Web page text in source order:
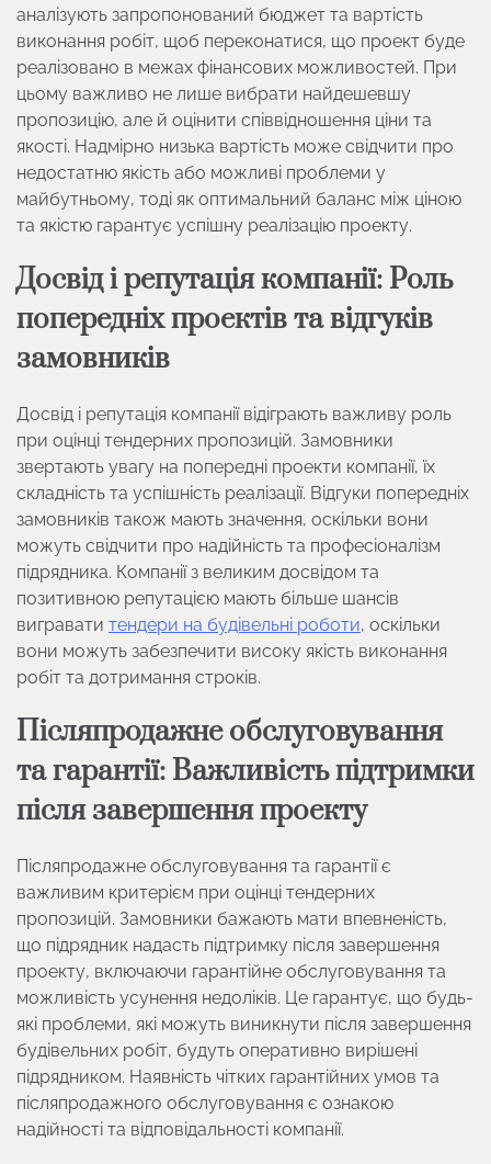
аналізують запропонований бюджет та вартість
виконання робіт, щоб переконатися, що проект буде
реалізовано в межах фінансових можливостей. При
цьому важливо не лише вибрати найдешевшу
пропозицію, але й оцінити співвідношення ціни та
якості. Надмірно низька вартість може свідчити про
недостатню якість або можливі проблеми у
майбутньому, тоді як оптимальний баланс між ціною
та якістю гарантує успішну реалізацію проекту.
Досвід і репутація компанії: Роль
попередніх проектів та відгуків
замовників
Досвід і репутація компанії відіграють важливу роль
при оцінці тендерних пропозицій. Замовники
звертають увагу на попередні проекти компанії, їх
складність та успішність реалізації. Відгуки попередніх
замовників також мають значення, оскільки вони
можуть свідчити про надійність та професіоналізм
підрядника. Компанії з великим досвідом та
позитивною репутацією мають більше шансів
вигравати тендери на будівельні роботи, оскільки
вони можуть забезпечити високу якість виконання
робіт та дотримання строків.
Післяпродажне обслуговування
та гарантії: Важливість підтримки
після завершення проекту
Післяпродажне обслуговування та гарантії є
важливим критерієм при оцінці тендерних
пропозицій. Замовники бажають мати впевненість,
що підрядник надасть підтримку після завершення
проекту, включаючи гарантійне обслуговування та
можливість усунення недоліків. Це гарантує, що будь-
які проблеми, які можуть виникнути після завершення
будівельних робіт, будуть оперативно вирішені
підрядником. Наявність чітких гарантійних умов та
післяпродажного обслуговування є ознакою
надійності та відповідальності компанії.